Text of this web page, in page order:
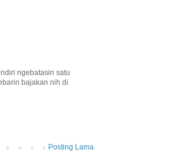
ngebatasin satu
bajakan nih di
Posting Lama